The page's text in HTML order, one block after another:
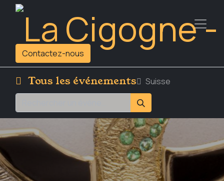
Contactez-nous
Tous les événements Suisse